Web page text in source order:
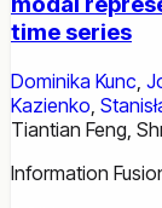
time series
Dominika Kunc
Kazienko
Tiantian Feng
Information